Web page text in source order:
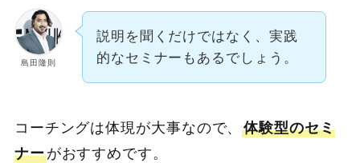
島田隆則
説明を聞くだけではなく、実践
的なセミナーもあるでしょう。
コーチングは体現が大事なので、体験型のセミ
ナーがおすすめです。